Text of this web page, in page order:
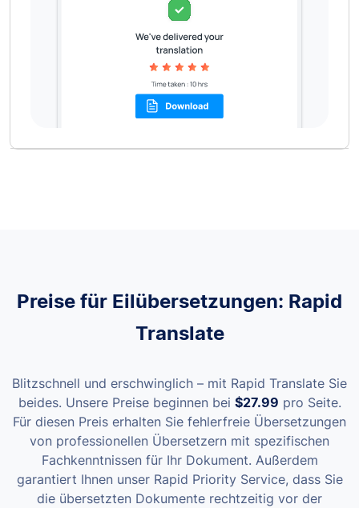
Preise für Eilübersetzungen: Rapid
Translate
Blitzschnell und erschwinglich – mit Rapid Translate Sie
beides. Unsere Preise beginnen bei $27.99 pro Seite.
Für diesen Preis erhalten Sie fehlerfreie Übersetzungen
von professionellen Übersetzern mit spezifischen
Fachkenntnissen für Ihr Dokument. Außerdem
garantiert Ihnen unser Rapid Priority Service, dass Sie
die übersetzten Dokumente rechtzeitig vor der